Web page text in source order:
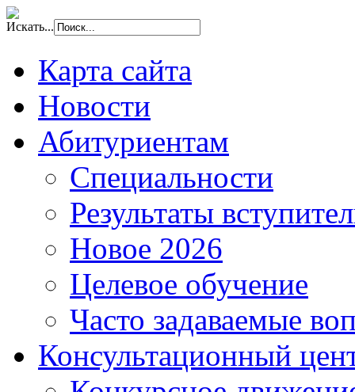
Искать...
Карта сайта
Новости
Абитуриентам
Специальности
Результаты
Новое 2026
Целевое обучение
Часто задаваемые
Консультационный